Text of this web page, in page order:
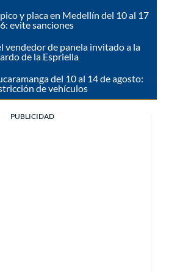
y placa en Medellín del 10 al 17
evite sanciones
vendedor de panela invitado a la
de la Espriella
del 10 al 14 de agosto:
de vehículos
PUBLICIDAD